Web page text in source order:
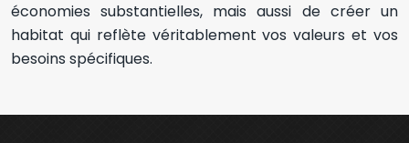
économies substantielles, mais aussi de créer un
habitat qui reflète véritablement vos valeurs et vos
besoins spécifiques.